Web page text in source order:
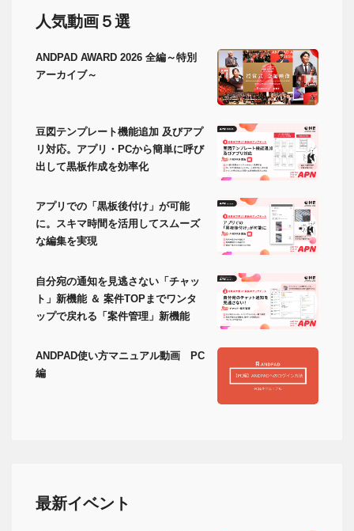
人気動画５選
ANDPAD AWARD 2026 全編～特別
アーカイブ～
豆図テンプレート機能追加 及びアプ
リ対応。アプリ・PCから簡単に呼び
出して黒板作成を効率化
アプリでの「黒板後付け」が可能
に。スキマ時間を活用してスムーズ
な編集を実現
自分宛の通知を見逃さない「チャッ
ト」新機能 ＆ 案件TOPまでワンタ
ップで戻れる「案件管理」新機能
ANDPAD使い方マニュアル動画 PC
編
最新イベント